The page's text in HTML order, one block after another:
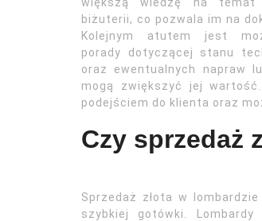
biżuterii, co pozwala im na
Kolejnym atutem jest
porady dotyczącej stanu
oraz ewentualnych napraw
mogą zwiększyć jej
podejściem do klienta oraz
Czy sprzedaż
Sprzedaż złota w
szybkiej gotówki.